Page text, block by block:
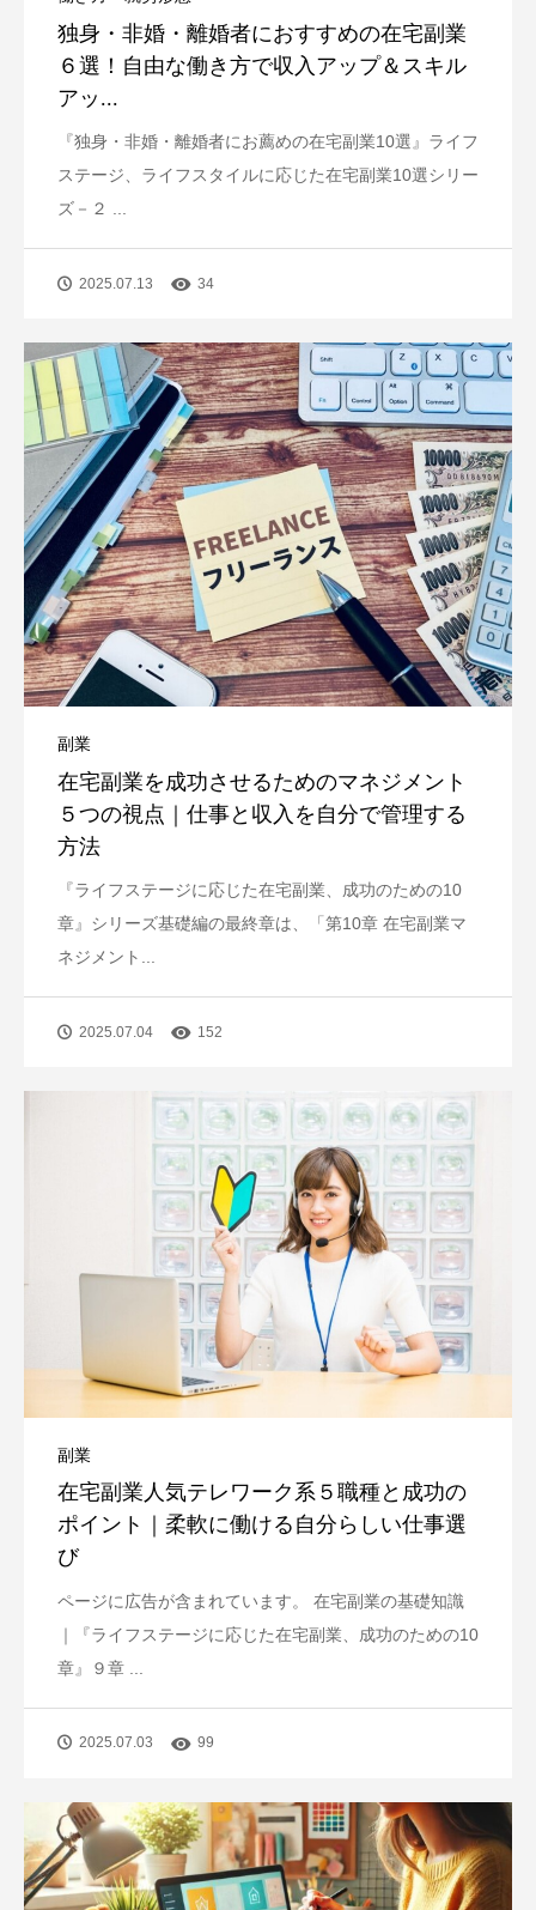
独身・非婚・離婚者におすすめの在宅副業
６選！自由な働き方で収入アップ＆スキル
アッ...
『独身・非婚・離婚者にお薦めの在宅副業10選』ライフ
ステージ、ライフスタイルに応じた在宅副業10選シリー
ズ－２ ...
2025.07.13 34
副業
在宅副業を成功させるためのマネジメント
５つの視点｜仕事と収入を自分で管理する
方法
『ライフステージに応じた在宅副業、成功のための10
章』シリーズ基礎編の最終章は、「第10章 在宅副業マ
ネジメント...
2025.07.04 152
副業
在宅副業人気テレワーク系５職種と成功の
ポイント｜柔軟に働ける自分らしい仕事選
び
ページに広告が含まれています。 在宅副業の基礎知識
｜『ライフステージに応じた在宅副業、成功のための10
章』９章 ...
2025.07.03 99